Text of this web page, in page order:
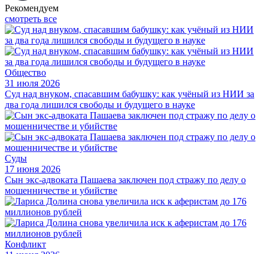
Рекомендуем
смотреть все
Общество
31 июля 2026
Суд над внуком, спасавшим бабушку: как учёный из НИИ за
два года лишился свободы и будущего в науке
Суды
17 июня 2026
Сын экс-адвоката Пашаева заключен под стражу по делу о
мошенничестве и убийстве
Конфликт